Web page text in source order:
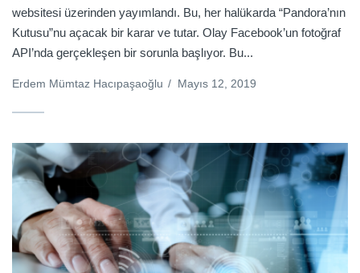
websitesi üzerinden yayımlandı. Bu, her halükarda “Pandora’nın
Kutusu”nu açacak bir karar ve tutar. Olay Facebook’un fotoğraf
API’nda gerçekleşen bir sorunla başlıyor. Bu...
Erdem Mümtaz Hacıpaşaoğlu / Mayıs 12, 2019